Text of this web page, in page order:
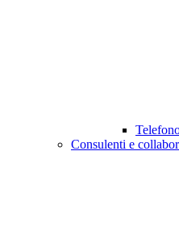
Consulenti e